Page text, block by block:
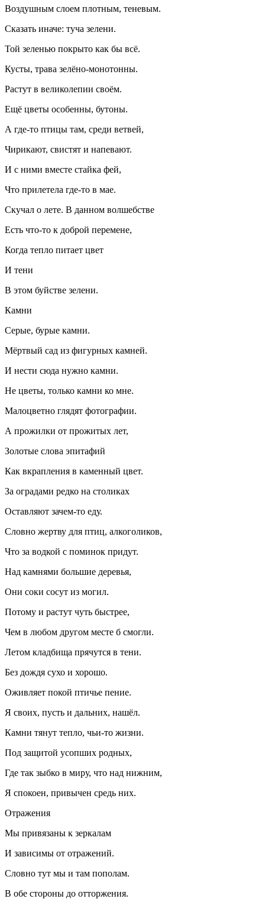
Воздушным слоем плотным, теневым.
Сказать иначе: туча зелени.
Той зеленью покрыто как бы всё.
Кусты, трава зелёно-монотонны.
Растут в великолепии своём.
Ещё цветы особенны, бутоны.
А где-то птицы там, среди ветвей,
Чирикают, свистят и напевают.
И с ними вместе стайка фей,
Что прилетела где-то в мае.
Скучал о лете. В данном волшебстве
Есть что-то к доброй перемене,
Когда тепло питает цвет
И тени
В этом буйстве зелени.
Камни
Серые, бурые камни.
Мёртвый сад из фигурных камней.
И нести сюда нужно камни.
Не цветы, только камни ко мне.
Малоцветно глядят фотографии.
А прожилки от прожитых лет,
Золотые слова эпитафий
Как вкрапления в каменный цвет.
За оградами редко на столиках
Оставляют зачем-то еду.
Словно жертву для птиц, алкоголиков,
Что за водкой с поминок придут.
Над камнями большие деревья,
Они соки сосут из могил.
Потому и растут чуть быстрее,
Чем в любом другом месте б смогли.
Летом кладбища прячутся в тени.
Без дождя сухо и хорошо.
Оживляет покой птичье пение.
Я своих, пусть и дальних, нашёл.
Камни тянут тепло, чьи-то жизни.
Под защитой усопших родных,
Где так зыбко в миру, что над нижним,
Я спокоен, привычен средь них.
Отражения
Мы привязаны к зеркалам
И зависимы от отражений.
Словно тут мы и там пополам.
В обе стороны до отторжения.